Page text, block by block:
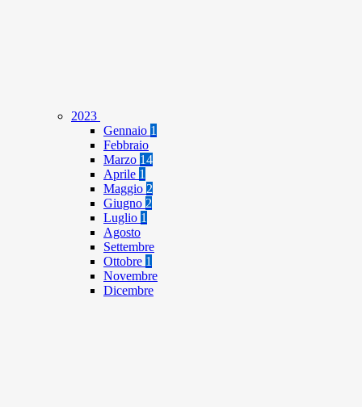
2023
Gennaio 1
Febbraio
Marzo 14
Aprile 1
Maggio 2
Giugno 2
Luglio 1
Agosto
Settembre
Ottobre 1
Novembre
Dicembre